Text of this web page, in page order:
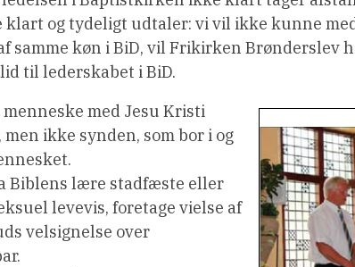
klart og tydeligt udtaler: vi vil ikke kunne
samme køn i BiD, vil Frikirken
til lederskabet i BiD.
med Jesu Kristi
ikke synden, som bor i og
Biblens lære stadfæste eller
levevis, foretage vielse af
velsignelse over